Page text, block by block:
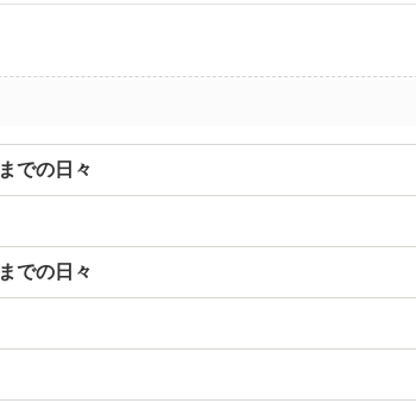
での日々
での日々